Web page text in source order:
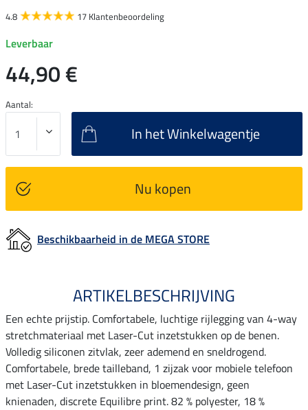
4.8 17 Klantenbeoordeling
Leverbaar
44,90 €
Aantal:
In het Winkelwagentje
Nu kopen
Beschikbaarheid in de MEGA STORE
ARTIKELBESCHRIJVING
Een echte prijstip. Comfortabele, luchtige rijlegging van 4-way
stretchmateriaal met Laser-Cut inzetstukken op de benen.
Volledig siliconen zitvlak, zeer ademend en sneldrogend.
Comfortabele, brede tailleband, 1 zijzak voor mobiele telefoon
met Laser-Cut inzetstukken in bloemendesign, geen
knienaden, discrete Equilibre print. 82 % polyester, 18 %